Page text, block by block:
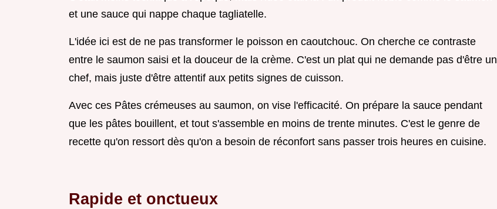
et une sauce qui nappe chaque tagliatelle.
L'idée ici est de ne pas transformer le poisson en caoutchouc. On cherche ce contraste
entre le saumon saisi et la douceur de la crème. C'est un plat qui ne demande pas d'être un
chef, mais juste d'être attentif aux petits signes de cuisson.
Avec ces Pâtes crémeuses au saumon, on vise l'efficacité. On prépare la sauce pendant
que les pâtes bouillent, et tout s'assemble en moins de trente minutes. C'est le genre de
recette qu'on ressort dès qu'on a besoin de réconfort sans passer trois heures en cuisine.
Rapide et onctueux